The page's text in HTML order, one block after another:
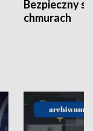
Bezpieczny
chmurach